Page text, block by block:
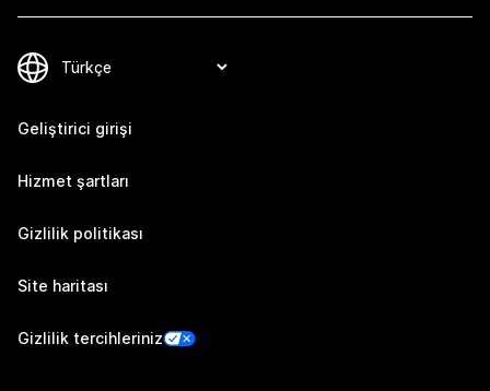
Geliştirici girişi
Hizmet şartları
Gizlilik politikası
Site haritası
Gizlilik tercihleriniz